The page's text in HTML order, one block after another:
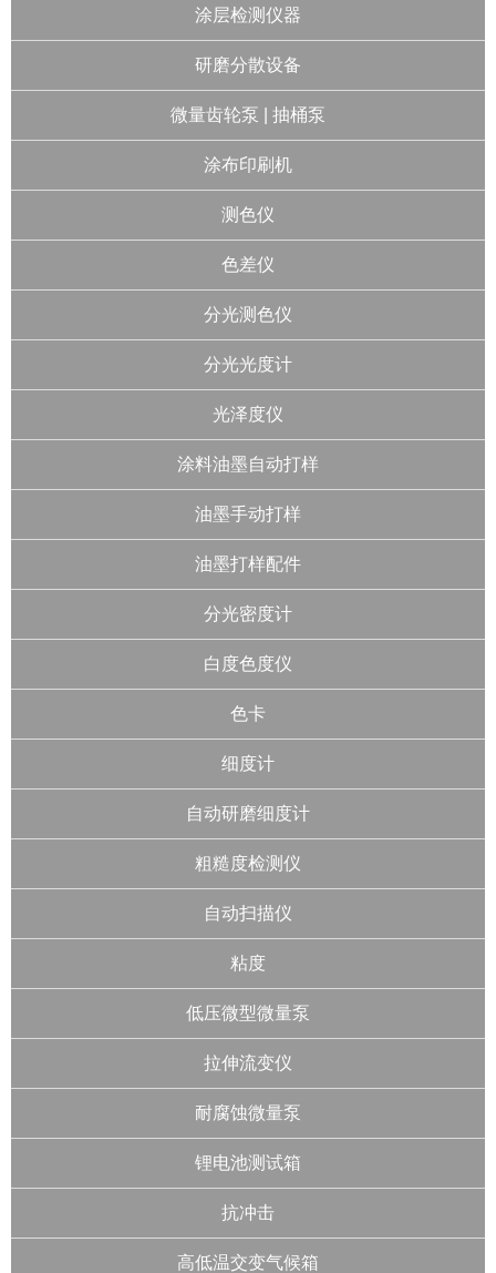
涂层检测仪器
研磨分散设备
微量齿轮泵 | 抽桶泵
涂布印刷机
测色仪
色差仪
分光测色仪
分光光度计
光泽度仪
涂料油墨自动打样
油墨手动打样
油墨打样配件
分光密度计
白度色度仪
色卡
细度计
自动研磨细度计
粗糙度检测仪
自动扫描仪
粘度
低压微型微量泵
拉伸流变仪
耐腐蚀微量泵
锂电池测试箱
抗冲击
高低温交变气候箱